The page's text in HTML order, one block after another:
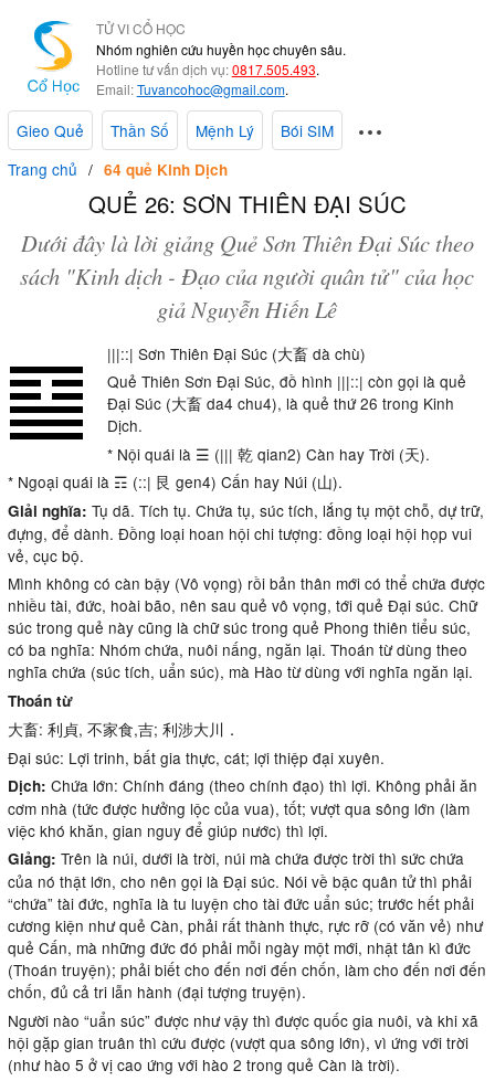
TỬ VI CỔ HỌC
Nhóm nghiên cứu huyền học chuyên sâu.
Hotline tư vấn dịch vụ:0817.505.493.
Email:Tuvancohoc@gmail.com.
Gieo Quẻ Thần Số Mệnh Lý
Bói SIM
Trang chủ
64 quẻ Kinh Dịch
QUẺ 26: SƠN THIÊN ĐẠI SÚC
Dưới đây là lời giảng Quẻ Sơn Thiên Đại Súc theo
sách "Kinh dịch - Đạo của người quân tử" của học
giả Nguyễn Hiến Lê
|||::| Sơn Thiên Đại Súc (大畜 dà chù)
Quẻ Thiên Sơn Đại Súc, đồ hình |||::| còn gọi là quẻ
Đại Súc (大畜 da4 chu4), là quẻ thứ 26 trong Kinh
Dịch.
* Nội quái là ☰ (||| 乾 qian2) Càn hay Trời (天).
* Ngoại quái là ☶ (::| 艮 gen4) Cấn hay Núi (山).
Giải nghĩa: Tụ dã. Tích tụ. Chứa tụ, súc tích, lắng tụ một chỗ, dự trữ,
đựng, để dành. Đồng loại hoan hội chi tượng: đồng loại hội họp vui
vẻ, cục bộ.
Mình không có càn bậy (Vô vọng) rồi bản thân mới có thể chứa được
nhiều tài, đức, hoài bão, nên sau quẻ vô vọng, tới quẻ Đại súc. Chữ
súc trong quẻ này cũng là chữ súc trong quẻ Phong thiên tiểu súc,
có ba nghĩa: Nhóm chứa, nuôi nấng, ngăn lại. Thoán từ dùng theo
nghĩa chứa (súc tích, uẩn súc), mà Hào từ dùng với nghĩa ngăn lại.
Thoán từ
大畜: 利貞, 不家食,吉; 利涉大川．
Đại súc: Lợi trinh, bất gia thực, cát; lợi thiệp đại xuyên.
Dịch: Chứa lớn: Chính đáng (theo chính đạo) thì lợi. Không phải ăn
cơm nhà (tức được hưởng lộc của vua), tốt; vượt qua sông lớn (làm
việc khó khăn, gian nguy để giúp nước) thì lợi.
Giảng: Trên là núi, dưới là trời, núi mà chứa được trời thì sức chứa
của nó thật lớn, cho nên gọi là Đại súc. Nói về bậc quân tử thì phải
“chứa” tài đức, nghĩa là tu luyện cho tài đức uẩn súc; trước hết phải
cương kiện như quẻ Càn, phải rất thành thực, rực rỡ (có văn vẻ) như
quẻ Cấn, mà những đức đó phải mỗi ngày một mới, nhật tân kì đức
(Thoán truyện); phải biết cho đến nơi đến chốn, làm cho đến nơi đến
chốn, đủ cả tri lẫn hành (đại tượng truyện).
Người nào “uẩn súc” được như vậy thì được quốc gia nuôi, và khi xã
hội gặp gian truân thì cứu được (vượt qua sông lớn), vì ứng với trời
(như hào 5 ở vị cao ứng với hào 2 trong quẻ Càn là trời).